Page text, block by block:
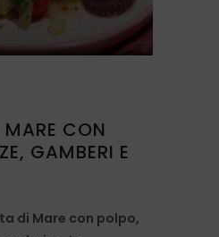
CON
GAMBERI E
di Mare con polpo,